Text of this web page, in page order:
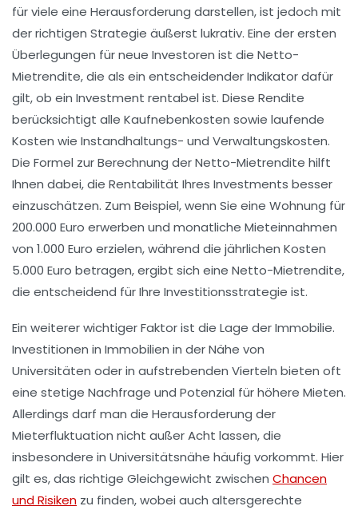
für viele eine Herausforderung darstellen, ist jedoch mit
der richtigen Strategie äußerst lukrativ. Eine der ersten
Überlegungen für neue Investoren ist die Netto-
Mietrendite, die als ein entscheidender Indikator dafür
gilt, ob ein Investment rentabel ist. Diese Rendite
berücksichtigt alle Kaufnebenkosten sowie laufende
Kosten wie Instandhaltungs- und Verwaltungskosten.
Die Formel zur Berechnung der Netto-Mietrendite hilft
Ihnen dabei, die Rentabilität Ihres Investments besser
einzuschätzen. Zum Beispiel, wenn Sie eine Wohnung für
200.000 Euro erwerben und monatliche Mieteinnahmen
von 1.000 Euro erzielen, während die jährlichen Kosten
5.000 Euro betragen, ergibt sich eine Netto-Mietrendite,
die entscheidend für Ihre Investitionsstrategie ist.
Ein weiterer wichtiger Faktor ist die Lage der Immobilie.
Investitionen in Immobilien in der Nähe von
Universitäten oder in aufstrebenden Vierteln bieten oft
eine stetige Nachfrage und Potenzial für höhere Mieten.
Allerdings darf man die Herausforderung der
Mieterfluktuation nicht außer Acht lassen, die
insbesondere in Universitätsnähe häufig vorkommt. Hier
gilt es, das richtige Gleichgewicht zwischen Chancen
und Risiken zu finden, wobei auch altersgerechte